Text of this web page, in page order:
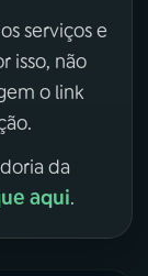
serviços e
isso, não
o link
da
aqui.